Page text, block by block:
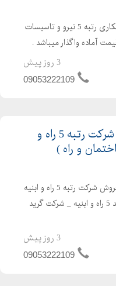
شرکت پیمانکاری رتبه 5 نیرو و تاسیسات
آماده واگذار میباشد .
سال اعتبار صلاحیت پیمانکاری و 4 سال
3 روز پیش
09053222109
واگذاری شرکت رتبه 5 راه و
و راه )
واگذاری و فروش شرکت رتبه 5 راه و ابنیه
( شرکت گرید 5 راه و ابنیه _ شرکت گرید
تازه تاسیس و بدون کارکرد
اعتبار کارتکس ساجاری و
3 روز پیش
09053222109